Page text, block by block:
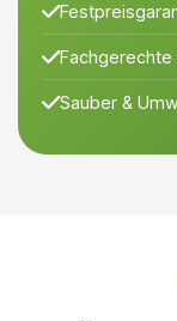
Sauber &